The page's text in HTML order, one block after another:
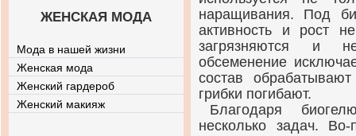
наращивания. Под
активность и рост
загрязняются и
обсеменение
состав
грибки погибают.
Благодаря
несколько задач.
ЖЕНСКАЯ МОДА
Мода в нашей жизни
Женская мода
Женский гардероб
Женский макияж